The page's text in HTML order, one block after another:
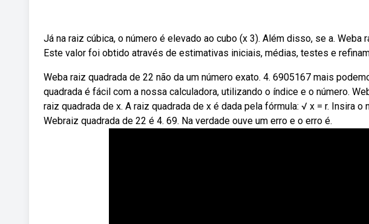
Já na raiz cúbica, o número é elevado ao cubo (x 3). Além disso, se a. Weba
Este valor foi obtido através de estimativas iniciais, médias, testes e
Weba raiz quadrada de 22 não da um número exato. 4. 6905167 mais
quadrada é fácil com a nossa calculadora, utilizando o índice e o número.
raiz quadrada de x. A raiz quadrada de x é dada pela fórmula: √ x = r. Insira
Webraiz quadrada de 22 é 4. 69. Na verdade ouve um erro e o erro é.